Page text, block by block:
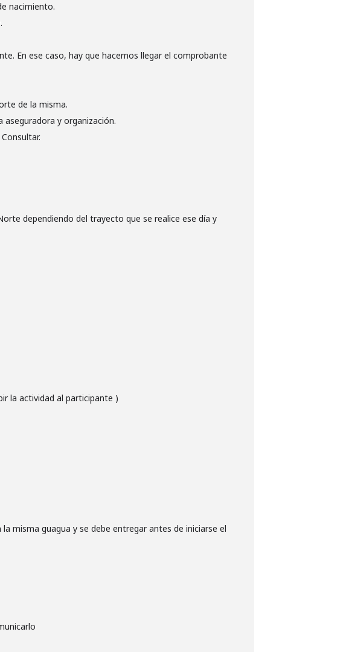
nacimiento.
En ese caso, hay que hacernos llegar el comprobante
de la misma.
aseguradora y organización.
Norte dependiendo del trayecto que se realice ese día y
la actividad al participante )
misma guagua y se debe entregar antes de iniciarse el